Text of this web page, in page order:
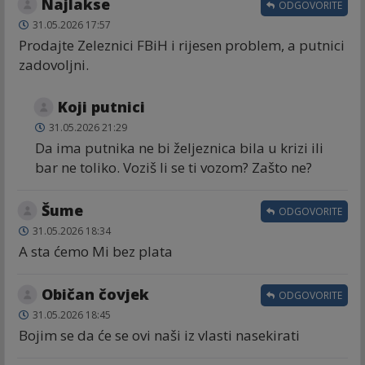
Najlakse
31.05.2026 17:57
Prodajte Zeleznici FBiH i rijesen problem, a putnici
zadovoljni.
ODGOVORITE
Koji putnici
31.05.2026 21:29
Da ima putnika ne bi željeznica bila u krizi ili
bar ne toliko. Voziš li se ti vozom? Zašto ne?
Šume
31.05.2026 18:34
A sta ćemo Mi bez plata
ODGOVORITE
Običan čovjek
31.05.2026 18:45
Bojim se da će se ovi naši iz vlasti nasekirati
ODGOVORITE